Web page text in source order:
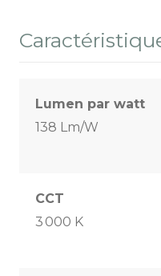
Lumen par watt
138 Lm/W
CCT
3 000 K